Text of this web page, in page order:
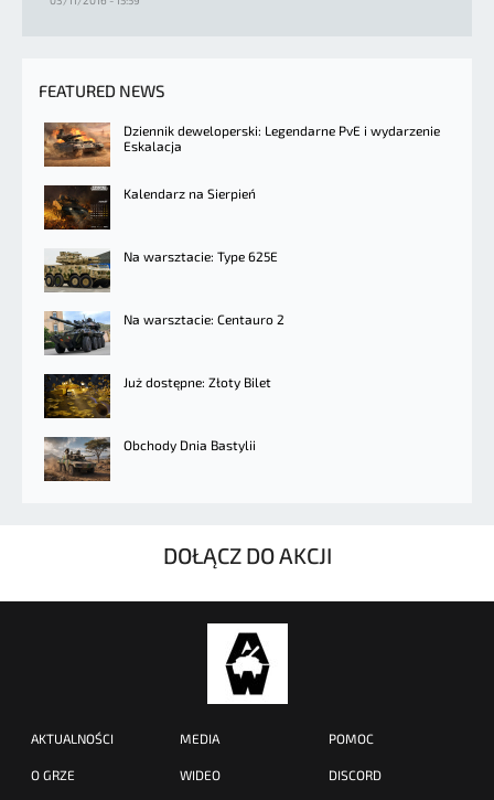
FEATURED NEWS
Dziennik deweloperski: Legendarne PvE i wydarzenie
Eskalacja
Kalendarz na Sierpień
Na warsztacie: Type 625E
Na warsztacie: Centauro 2
Już dostępne: Złoty Bilet
Obchody Dnia Bastylii
DOŁĄCZ DO AKCJI
AKTUALNOŚCI
O GRZE
MEDIA
WIDEO
POMOC
DISCORD